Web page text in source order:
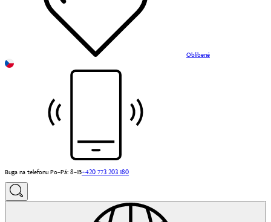
Oblíbené
Buga na telefonu Po–Pá: 8–15+420 773 203 180